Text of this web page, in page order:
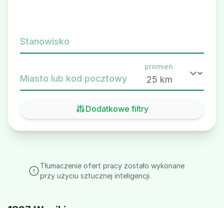
Stanowisko
Miasto lub kod pocztowy
promień
Dodatkowe filtry
Tłumaczenie ofert pracy zostało wykonane
przy użyciu sztucznej inteligencji.